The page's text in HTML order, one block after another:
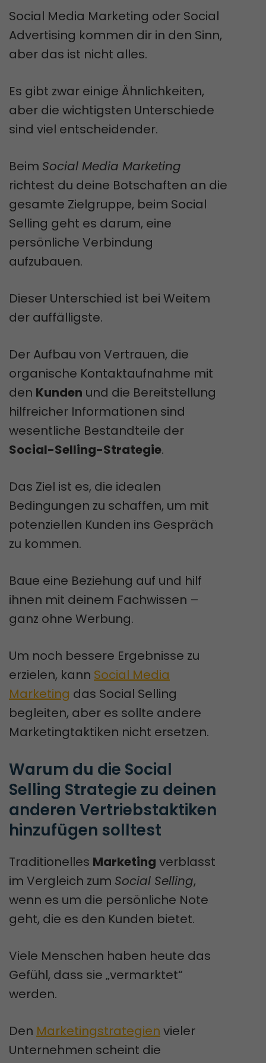
Social Media Marketing oder Social
Advertising kommen dir in den Sinn,
aber das ist nicht alles.
Es gibt zwar einige Ähnlichkeiten,
aber die wichtigsten Unterschiede
sind viel entscheidender.
Beim Social Media Marketing
richtest du deine Botschaften an die
gesamte Zielgruppe, beim Social
Selling geht es darum, eine
persönliche Verbindung
aufzubauen.
Dieser Unterschied ist bei Weitem
der auffälligste.
Der Aufbau von Vertrauen, die
organische Kontaktaufnahme mit
den Kunden und die Bereitstellung
hilfreicher Informationen sind
wesentliche Bestandteile der
Social-Selling-Strategie.
Das Ziel ist es, die idealen
Bedingungen zu schaffen, um mit
potenziellen Kunden ins Gespräch
zu kommen.
Baue eine Beziehung auf und hilf
ihnen mit deinem Fachwissen –
ganz ohne Werbung.
Um noch bessere Ergebnisse zu
erzielen, kann Social Media
Marketing das Social Selling
begleiten, aber es sollte andere
Marketingtaktiken nicht ersetzen.
Warum du die Social
Selling Strategie zu deinen
anderen Vertriebstaktiken
hinzufügen solltest
Traditionelles Marketing verblasst
im Vergleich zum Social Selling,
wenn es um die persönliche Note
geht, die es den Kunden bietet.
Viele Menschen haben heute das
Gefühl, dass sie „vermarktet“
werden.
Den Marketingstrategien vieler
Unternehmen scheint die